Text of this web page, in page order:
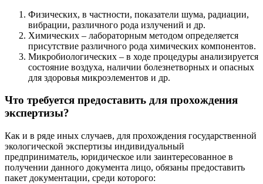
Физических, в частности, показатели шума, радиации,
вибрации, различного рода излучений и др.
Химических – лабораторным методом определяется
присутствие различного рода химических компонентов.
Микробиологических – в ходе процедуры анализируется
состояние воздуха, наличии болезнетворных и опасных
для здоровья микроэлементов и др.
Что требуется предоставить для прохождения
экспертизы?
Как и в ряде иных случаев, для прохождения государственной
экологической экспертизы индивидуальный
предприниматель, юридическое или заинтересованное в
получении данного документа лицо, обязаны предоставить
пакет документации, среди которого: